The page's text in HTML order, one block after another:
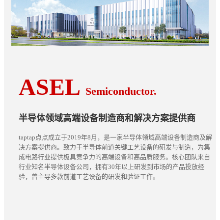
ASEL Semiconductor.
半导体领域高端设备制造商和解决方案提供商
taptap点点成立于2019年8月，是一家半导体领域高端设备制造商及解
决方案提供商。致力于半导体前道关键工艺设备的研发与制造，为集
成电路行业提供极具竞争力的高端设备和高品质服务。核心团队来自
行业知名半导体设备公司，拥有30年以上研发到市场的产品投放经
验，曾主导多款前道工艺设备的研发和验证工作。